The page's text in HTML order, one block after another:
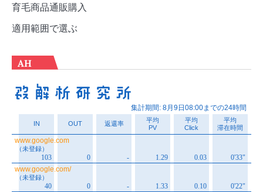
育毛商品通販購入
適用範囲で選ぶ
AH